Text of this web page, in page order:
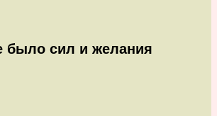
было сил и желания